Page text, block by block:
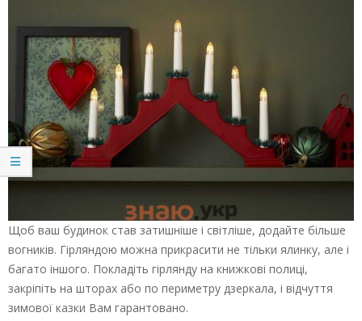
Щоб ваш будинок став затишніше і світліше, додайте більше
вогників. Гірляндою можна прикрасити не тільки ялинку, але і
багато іншого. Покладіть гірлянду на книжкові полиці,
закріпіть на шторах або по периметру дзеркала, і відчуття
зимової казки Вам гарантовано.